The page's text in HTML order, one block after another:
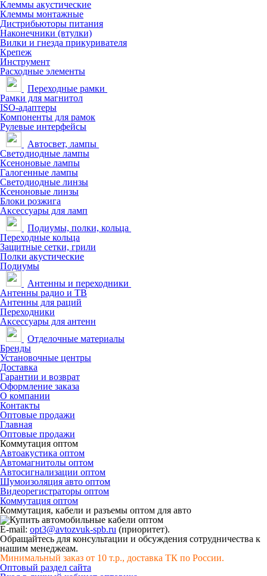
Клеммы акустические
Клеммы монтажные
Дистрибьюторы питания
Наконечники (втулки)
Вилки и гнезда прикуривателя
Крепеж
Инструмент
Расходные элементы
Переходные рамки
Рамки для магнитол
ISO-адаптеры
Компоненты для рамок
Рулевые интерфейсы
Автосвет, лампы
Светодиодные лампы
Ксеноновые лампы
Галогенные лампы
Светодиодные линзы
Ксеноновые линзы
Блоки розжига
Аксессуары для ламп
Подиумы, полки, кольца
Переходные кольца
Защитные сетки, грили
Полки акустические
Подиумы
Антенны и переходники
Антенны радио и ТВ
Антенны для раций
Переходники
Аксессуары для антенн
Отделочные материалы
Бренды
Установочные центры
Доставка
Гарантии и возврат
Оформление заказа
О компании
Контакты
Оптовые продажи
Главная
Оптовые продажи
Коммутация оптом
Автоакустика оптом
Автомагнитолы оптом
Автосигнализации оптом
Шумоизоляция авто оптом
Видеорегистраторы оптом
Коммутация оптом
Коммутация, кабели и разъемы оптом для авто
E-mail: opt3@avtozvuk-spb.ru (приоритет).
Обращайтесь для консультации и обсуждения сотрудничества к
нашим менеджеам.
Минимальный заказ от 10 т.р., доставка ТК по России.
Оптовый раздел сайта